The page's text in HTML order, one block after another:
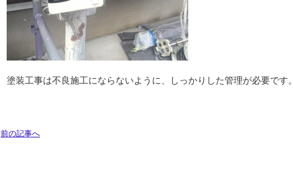
塗装工事は不良施工にならないように、しっかりした管理が必要です。
前の記事へ